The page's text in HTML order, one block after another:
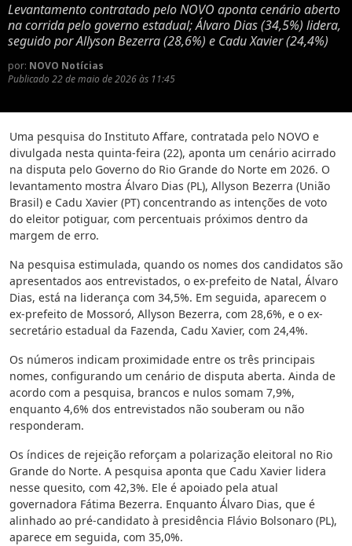
Levantamento contratado pelo NOVO aponta cenário aberto
na corrida pelo governo estadual; Álvaro Dias (34,5%) lidera,
seguido por Allyson Bezerra (28,6%) e Cadu Xavier (24,4%)
por: NOVO Notícias
Publicado 22 de maio de 2026 às 11:45
Uma pesquisa do Instituto Affare, contratada pelo NOVO e
divulgada nesta quinta‑feira (22), aponta um cenário acirrado
na disputa pelo Governo do Rio Grande do Norte em 2026. O
levantamento mostra Álvaro Dias (PL), Allyson Bezerra (União
Brasil) e Cadu Xavier (PT) concentrando as intenções de voto
do eleitor potiguar, com percentuais próximos dentro da
margem de erro.
Na pesquisa estimulada, quando os nomes dos candidatos são
apresentados aos entrevistados, o ex-prefeito de Natal, Álvaro
Dias, está na liderança com 34,5%. Em seguida, aparecem o
ex-prefeito de Mossoró, Allyson Bezerra, com 28,6%, e o ex-
secretário estadual da Fazenda, Cadu Xavier, com 24,4%.
Os números indicam proximidade entre os três principais
nomes, configurando um cenário de disputa aberta. Ainda de
acordo com a pesquisa, brancos e nulos somam 7,9%,
enquanto 4,6% dos entrevistados não souberam ou não
responderam.
Os índices de rejeição reforçam a polarização eleitoral no Rio
Grande do Norte. A pesquisa aponta que Cadu Xavier lidera
nesse quesito, com 42,3%. Ele é apoiado pela atual
governadora Fátima Bezerra. Enquanto Álvaro Dias, que é
alinhado ao pré-candidato à presidência Flávio Bolsonaro (PL),
aparece em seguida, com 35,0%.